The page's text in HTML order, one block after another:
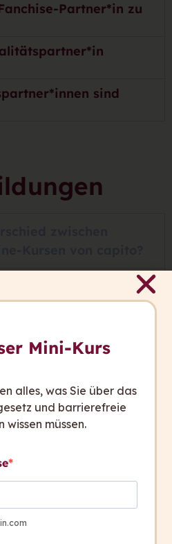
Partner*in zu
sind
keine Live-
nutzen und in Ihrem
können.
und können jederzeit
einsteigen.
Angebot zählen
Gendern
sind an fixe
Mini-Kurs
alles, was Sie über das
und barrierefreie
wissen müssen.